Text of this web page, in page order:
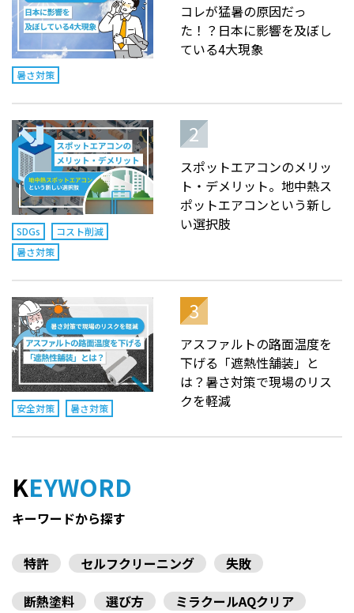
暑さ対策
コレが猛暑の原因だっ
た！？日本に影響を及ぼし
ている4大現象
SDGs
コスト削減
暑さ対策
スポットエアコンのメリッ
ト・デメリット。地中熱ス
ポットエアコンという新し
い選択肢
安全対策 暑さ対策
アスファルトの路面温度を
下げる「遮熱性舗装」と
は？暑さ対策で現場のリス
クを軽減
KEYWORD
キーワードから探す
特許 セルフクリーニング
失敗
断熱塗料
選び方
ミラクールAQクリア